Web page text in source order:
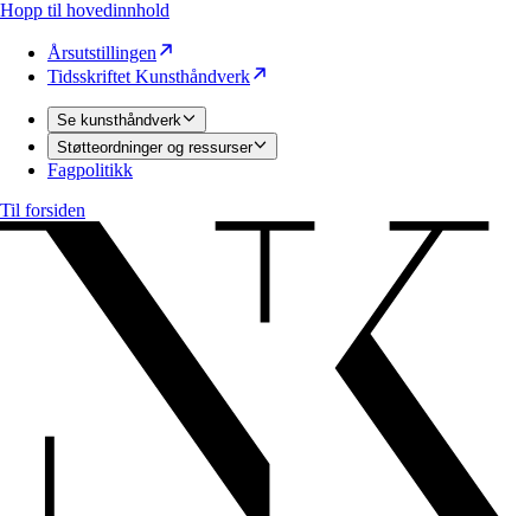
Hopp til hovedinnhold
Årsutstillingen
Tidsskriftet Kunsthåndverk
Se kunsthåndverk
Støtteordninger og ressurser
Fagpolitikk
Til forsiden